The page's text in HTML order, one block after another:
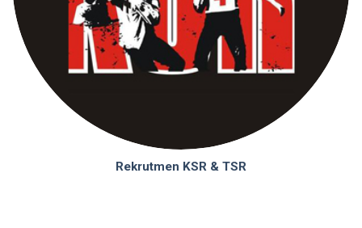
Rekrutmen KSR & TSR